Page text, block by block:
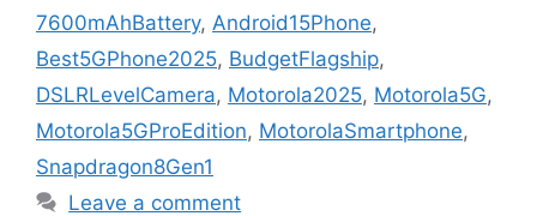
7600mAhBattery, Android15Phone,
Best5GPhone2025, BudgetFlagship,
DSLRLevelCamera, Motorola2025, Motorola5G,
Motorola5GProEdition, MotorolaSmartphone,
Snapdragon8Gen1
Leave a comment